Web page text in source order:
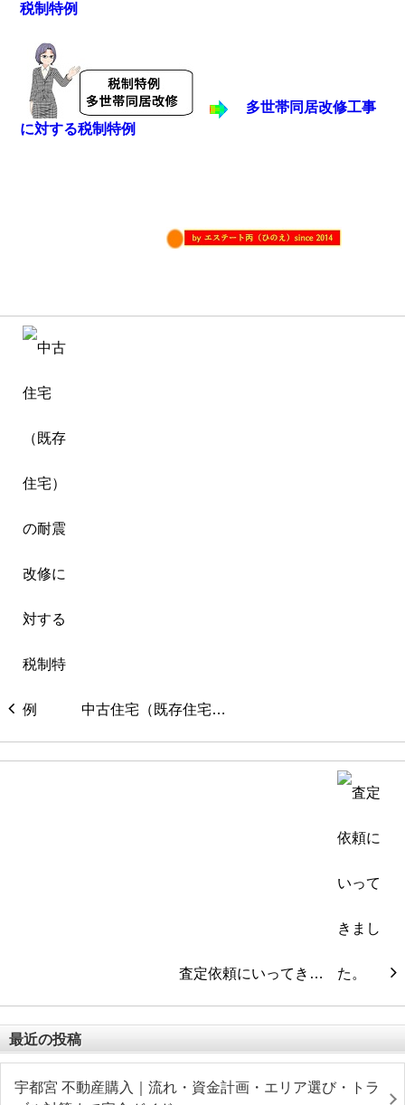
税制特例
多世帯同居改修工事
に対する税制特例
中古住宅（既存住宅…
査定依頼にいってき…
最近の投稿
宇都宮 不動産購入｜流れ・資金計画・エリア選び・トラ